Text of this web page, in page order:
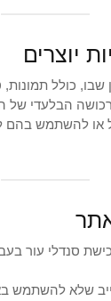
כולל תמונות,
רכושה הבלעדי של
או להשתמש בהם
סנדלי עור
שלא להשתמש